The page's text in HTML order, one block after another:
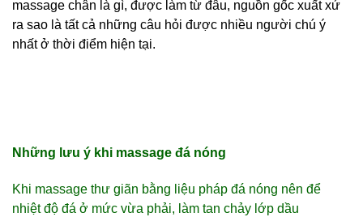
massage chân là gì, được làm từ đâu, nguồn gốc xuất xứ
ra sao là tất cả những câu hỏi được nhiều người chú ý
nhất ở thời điểm hiện tại.
Những lưu ý khi massage đá nóng
Khi massage thư giãn bằng liệu pháp đá nóng nên để
nhiệt độ đá ở mức vừa phải, làm tan chảy lớp dầu